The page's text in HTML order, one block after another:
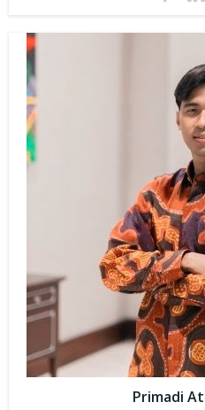
Primadi